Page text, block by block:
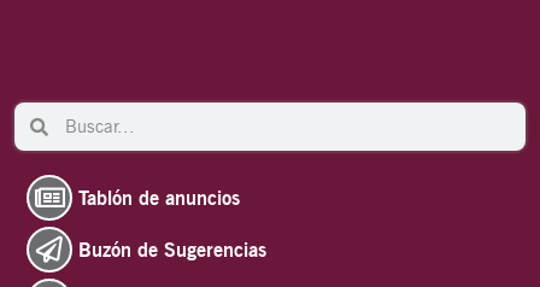
Search Search
Tablón de anuncios
Buzón de Sugerencias